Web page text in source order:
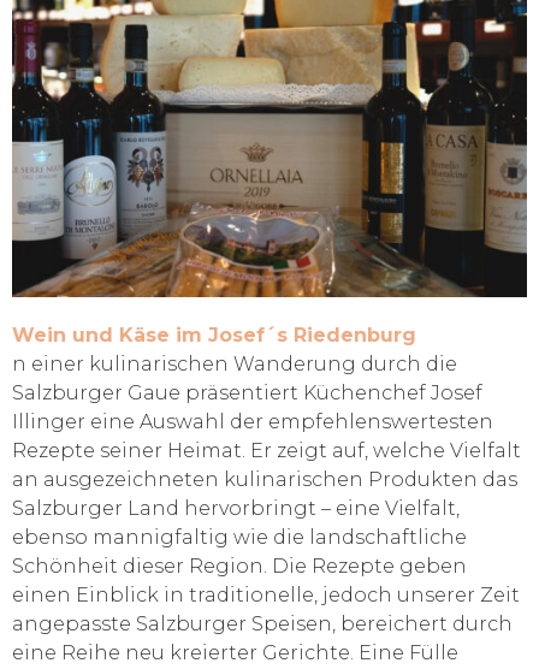
Wein und Käse im Josef´s Riedenburg
n einer kulinarischen Wanderung durch die
Salzburger Gaue präsentiert Küchenchef Josef
Illinger eine Auswahl der empfehlenswertesten
Rezepte seiner Heimat. Er zeigt auf, welche Vielfalt
an ausgezeichneten kulinarischen Produkten das
Salzburger Land hervorbringt – eine Vielfalt,
ebenso mannigfaltig wie die landschaftliche
Schönheit dieser Region. Die Rezepte geben
einen Einblick in traditionelle, jedoch unserer Zeit
angepasste Salzburger Speisen, bereichert durch
eine Reihe neu kreierter Gerichte. Eine Fülle